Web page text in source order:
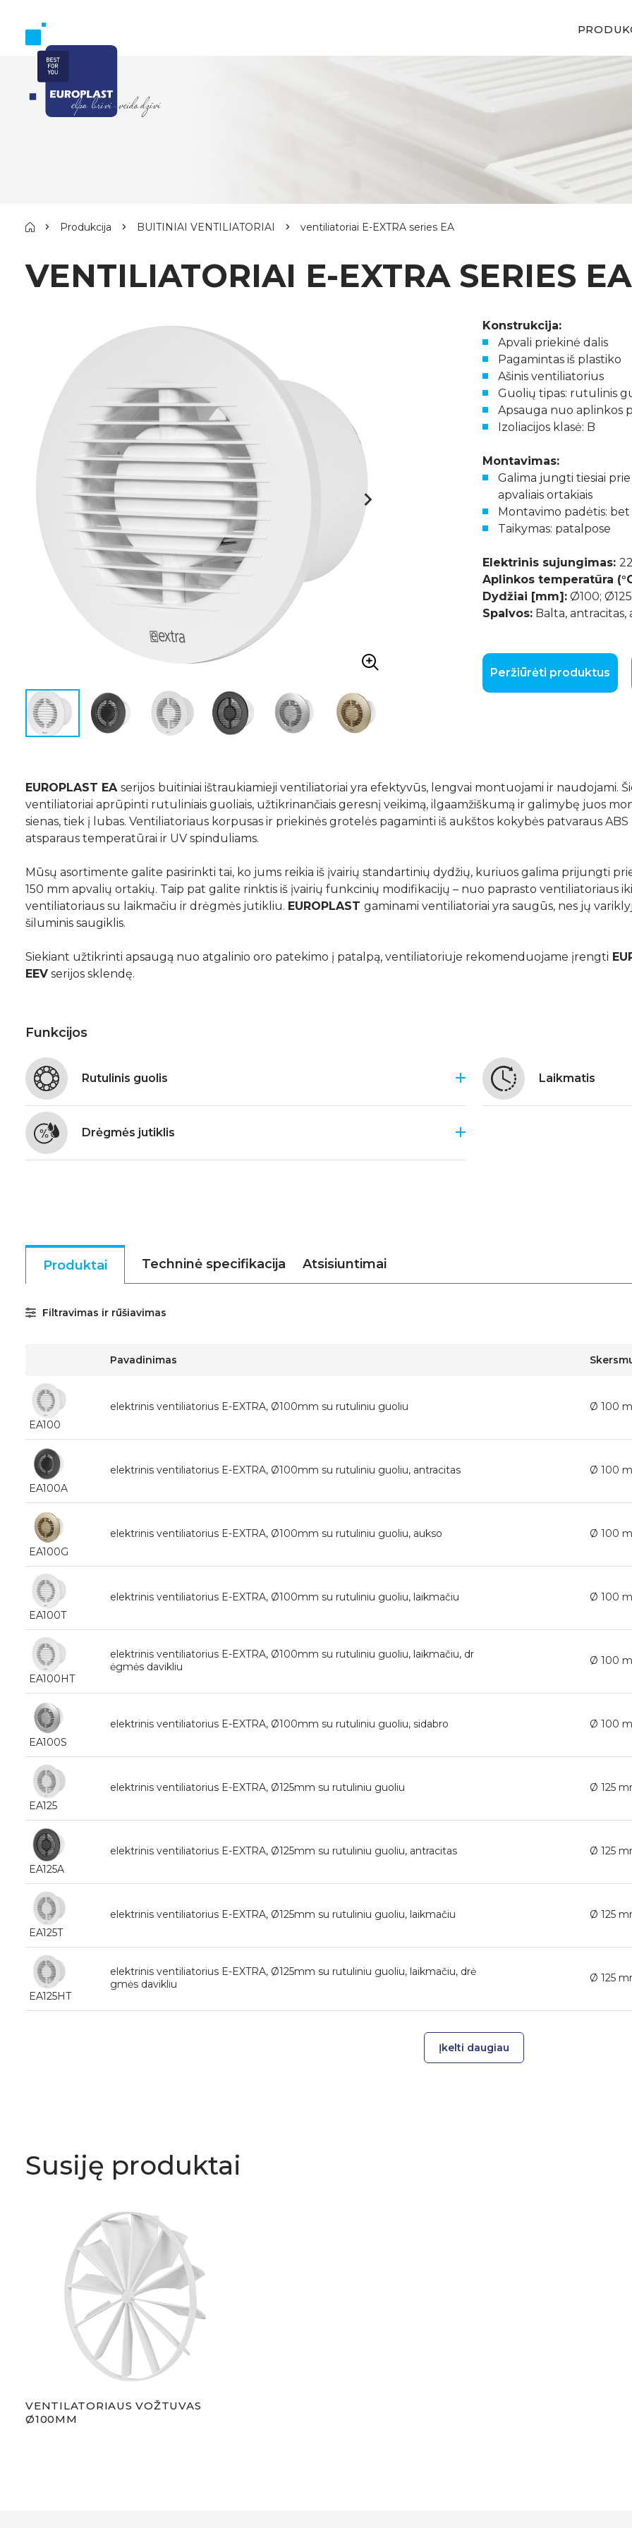
Produkcija BUITINIAI VENTILIATORIAI ventiliatoriai E-EXTRA series EA
VENTILIATORIAI E-EXTRA SERIES EA
Konstrukcija:
Apvali priekinė dalis
Pagamintas iš plastiko
Ašinis ventiliatorius
Guolių tipas: rutulinis
Apsauga nuo aplinkos
Izoliacijos klasė: B
Montavimas:
Galima jungti tiesiai
apvaliais ortakiais
Montavimo padėtis:
Taikymas: patalpose
Elektrinis sujungimas:
Aplinkos temperatūra
Dydžiai [mm]: Ø100;
Spalvos: Balta, antracitas,
Peržiūrėti produktus
EUROPLAST EA serijos buitiniai ištraukiamieji ventiliatoriai yra efektyvūs, lengvai montuojami ir naudojami.
ventiliatoriai aprūpinti rutuliniais guoliais, užtikrinančiais geresnį veikimą, ilgaamžiškumą ir galimybę juos
sienas, tiek į lubas. Ventiliatoriaus korpusas ir priekinės grotelės pagaminti iš aukštos kokybės patvaraus ABS
atsparaus temperatūrai ir UV spinduliams.
Mūsų asortimente galite pasirinkti tai, ko jums reikia iš įvairių standartinių dydžių, kuriuos galima prijungti prie
150 mm apvalių ortakių. Taip pat galite rinktis iš įvairių funkcinių modifikacijų – nuo ​​paprasto ventiliatoriaus iki
ventiliatoriaus su laikmačiu ir drėgmės jutikliu. EUROPLAST gaminami ventiliatoriai yra saugūs, nes jų
šiluminis saugiklis.
Siekiant užtikrinti apsaugą nuo atgalinio oro patekimo į patalpą, ventiliatoriuje rekomenduojame įrengti
EEV serijos sklendę.
Funkcijos
Rutulinis guolis
Drėgmės jutiklis
Laikmatis
Produktai Techninė specifikacija Atsisiuntimai
Filtravimas ir rūšiavimas
Pavadinimas
EA100
elektrinis ventiliatorius E-EXTRA, Ø100mm su rutuliniu guoliu Ø 100
EA100A
elektrinis ventiliatorius E-EXTRA, Ø100mm su rutuliniu guoliu, antracitas Ø 100
EA100G
elektrinis ventiliatorius E-EXTRA, Ø100mm su rutuliniu guoliu, aukso Ø 100
EA100T
elektrinis ventiliatorius E-EXTRA, Ø100mm su rutuliniu guoliu, laikmačiu Ø 100
EA100HT
elektrinis ventiliatorius E-EXTRA, Ø100mm su rutuliniu guoliu, laikmačiu, dr
ėgmės davikliu
Ø 100
EA100S
elektrinis ventiliatorius E-EXTRA, Ø100mm su rutuliniu guoliu, sidabro Ø 100
EA125
elektrinis ventiliatorius E-EXTRA, Ø125mm su rutuliniu guoliu Ø 125
EA125A
elektrinis ventiliatorius E-EXTRA, Ø125mm su rutuliniu guoliu, antracitas Ø 125
EA125T
elektrinis ventiliatorius E-EXTRA, Ø125mm su rutuliniu guoliu, laikmačiu Ø 125
EA125HT
elektrinis ventiliatorius E-EXTRA, Ø125mm su rutuliniu guoliu, laikmačiu, drė
gmės davikliu
Ø 125
Įkelti daugiau
Susiję produktai
VENTILATORIAUS VOŽTUVAS
Ø100MM